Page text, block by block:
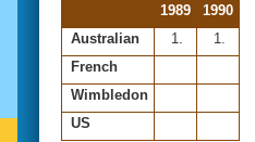
1989
1990
Australian
1.
1.
French
Wimbledon
US